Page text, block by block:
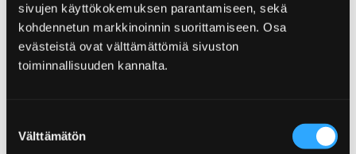
sivujen käyttökokemuksen parantamiseen, sekä
kohdennetun markkinoinnin suorittamiseen. Osa
evästeistä ovat välttämättömiä sivuston
toiminnallisuuden kannalta.
valinta
Välttämätön
Kein Hotel, keine Hütte, aber doch nicht so
blöd. Hier finden Sie unter anderem Camping-
und Apartment-Alternativen im Raum Pori.